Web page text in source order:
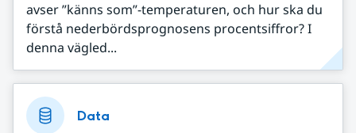
avser ”känns som”-temperaturen, och hur ska du
förstå nederbördsprognosens procentsiffror? I
denna vägled...
Data